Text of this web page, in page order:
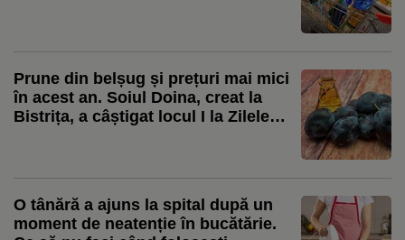
Prune din belșug și prețuri mai mici
în acest an. Soiul Doina, creat la
Bistrița, a câștigat locul I la Zilele
O tânără a ajuns la spital după un
moment de neatenție în bucătărie.